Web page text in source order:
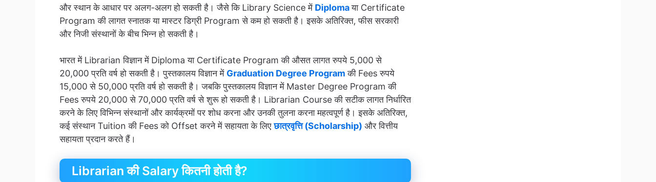
और स्थान के आधार पर अलग-अलग हो सकती है। जैसे कि Library Science में Diplomaया Certificate
Program की लागत स्नातक या मास्टर डिग्री Program से कम हो सकती है। इसके अतिरिक्त, फीस सरकारी
और निजी संस्थानों के बीच भिन्न हो सकती है।
भारत में Librarian विज्ञान में Diploma या Certificate Program की औसत लागत रुपये 5,000 से
20,000 प्रति वर्ष हो सकती है। पुस्तकालय विज्ञान में Graduation Degree Programकी Fees रुपये
15,000 से 50,000 प्रति वर्ष हो सकती है। जबकि पुस्तकालय विज्ञान में Master Degree Program की
Fees रुपये 20,000 से 70,000 प्रति वर्ष से शुरू हो सकती है। Librarian Course की सटीक लागत निर्धारित
करने के लिए विभिन्न संस्थानों और कार्यक्रमों पर शोध करना और उनकी तुलना करना महत्वपूर्ण है। इसके अतिरिक्त,
कई संस्थान Tuition की Fees को Offset करने में सहायता के लिएछात्रवृत्ति (Scholarship) और वित्तीय
सहायता प्रदान करते हैं।
Librarian की Salary कितनी होती है?